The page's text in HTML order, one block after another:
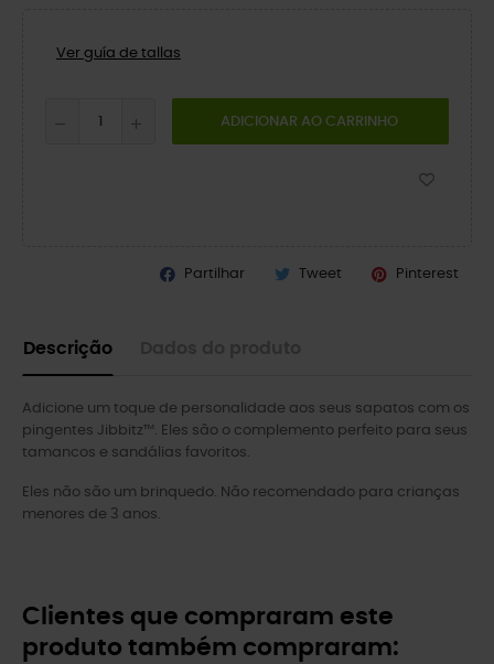
Ver guía de tallas
ADICIONAR AO CARRINHO
Partilhar Tweet Pinterest
Descrição
Adicione um toque de personalidade aos seus sapatos com os
pingentes Jibbitz™. Eles são o complemento perfeito para seus
tamancos e sandálias favoritos.
Eles não são um brinquedo. Não recomendado para crianças
menores de 3 anos.
Clientes que compraram este
produto também compraram: